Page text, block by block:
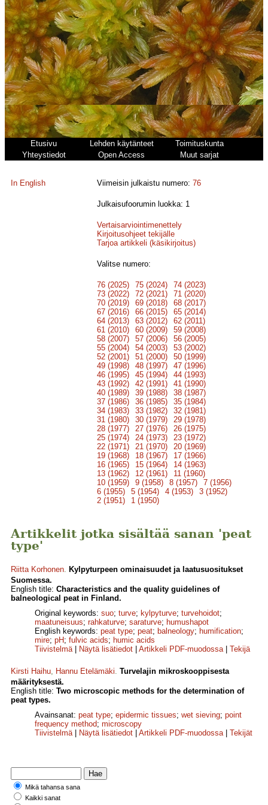
Etusivu Lehden käytänteet
Toimituskunta
Yhteystiedot
Open Access Muut sarjat
In English Viimeisin julkaistu numero:76
Julkaisufoorumin luokka: 1
Vertaisarviointimenettely
Kirjoitusohjeet tekijälle
Tarjoa artikkeli (käsikirjoitus)
Valitse numero:
76 (2025) 75 (2024)
74 (2023)
73 (2022)
72 (2021)
71 (2020)
70 (2019)
69 (2018)
68 (2017)
67 (2016)
66 (2015)
65 (2014)
64 (2013)
63 (2012)
62 (2011)
61 (2010)
60 (2009)
59 (2008)
58 (2007)
57 (2006)
56 (2005)
55 (2004)
54 (2003)
53 (2002)
52 (2001)
51 (2000)
50 (1999)
49 (1998)
48 (1997)
47 (1996)
46 (1995)
45 (1994)
44 (1993)
43 (1992)
42 (1991)
41 (1990)
40 (1989)
39 (1988)
38 (1987)
37 (1986)
36 (1985)
35 (1984)
34 (1983)
33 (1982)
32 (1981)
31 (1980)
30 (1979)
29 (1978)
28 (1977)
27 (1976)
26 (1975)
25 (1974)
24 (1973)
23 (1972)
22 (1971)
21 (1970)
20 (1969)
19 (1968)
18 (1967)
17 (1966)
16 (1965)
15 (1964)
14 (1963)
13 (1962)
12 (1961)
11 (1960)
10 (1959)
9 (1958) 8 (1957)
7 (1956)
6 (1955)
5 (1954) 4 (1953)
3 (1952)
2 (1951)
1 (1950)
Artikkelit jotka sisältää sanan 'peat
type'
Riitta Korhonen. Kylpyturpeen ominaisuudet ja laatusuositukset
Suomessa.
English title: Characteristics and the quality guidelines of
balneological peat in Finland.
Original keywords: suo; turve; kylpyturve; turvehoidot;
maatuneisuus; rahkaturve; saraturve; humushapot
English keywords: peat type; peat; balneology; humification;
mire; pH; fulvic acids; humic acids
Tiivistelmä| Näytä lisätiedot Artikkeli PDF-muodossa| Tekijä
Kirsti Haihu, Hannu Etelämäki. Turvelajin mikroskooppisesta
määrityksestä.
English title: Two microscopic methods for the determination of
peat types.
Avainsanat: peat type; epidermic tissues; wet sieving; point
frequency method; microscopy
Tiivistelmä| Näytä lisätiedot Artikkeli PDF-muodossa| Tekijät
Mikä tahansa sana
Kaikki sanat